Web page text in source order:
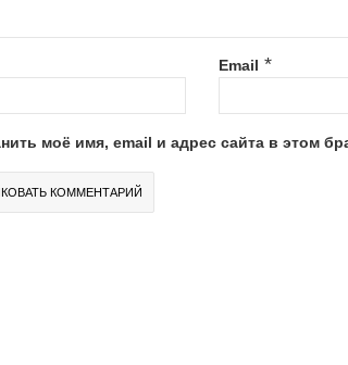
Email *
моё имя, email и адрес сайта в этом